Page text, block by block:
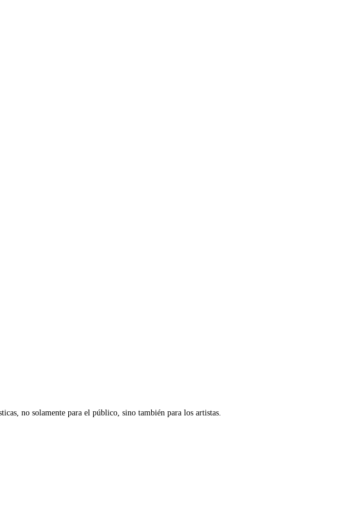
no solamente para el público, sino también para los artistas.